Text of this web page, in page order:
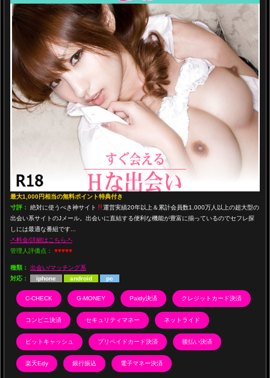
最大1,000円相当の無料ポイント特典付き
寸評：
絶対に使うべき神サイト
運営実績20年以上＆累計会員数1,000万人以上の超大型の
出会い系サイトのJメール。出会いに直結する便利な機能が豊富に揃っているのでセフレ探
しには最適な番組です...
-*-料金/詳細はこちら-*-
管理人評価点： ♥♥♥♥♥
種類：
出会い/マッチング系
対応：
iphone android pc
C-CHECK G-MONEY Paidy決済 クレジットカード決済
コンビニ決済 セキュリティマネー ネットライド
ビットキャッシュ プリペイドカード決済 後払い決済
楽天Edy 銀行振込 電子マネー決済